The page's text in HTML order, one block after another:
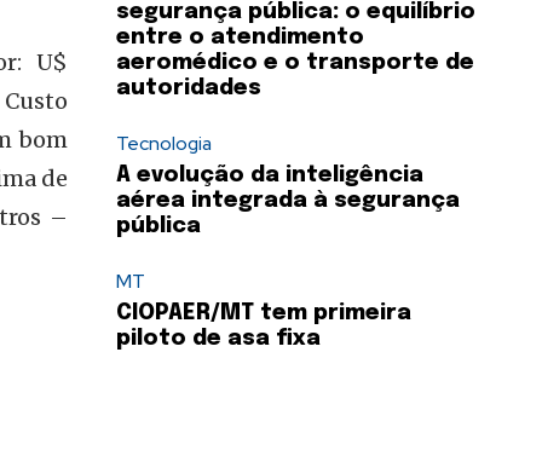
U$
bom
de
–
segurança pública: o equilíbrio
entre o atendimento
aeromédico e o transporte de
autoridades
Tecnologia
A evolução da inteligência
aérea integrada à segurança
pública
MT
CIOPAER/MT tem primeira
piloto de asa fixa